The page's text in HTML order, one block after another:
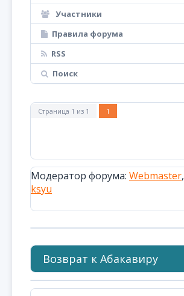
Участники
Правила форума
RSS
Поиск
Страница 1 из 1 1
Модератор форума: Webmaster,
ksyu
Возврат к Абакавиру